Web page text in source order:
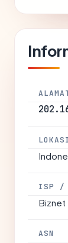
ISP /
Biznet
ASN